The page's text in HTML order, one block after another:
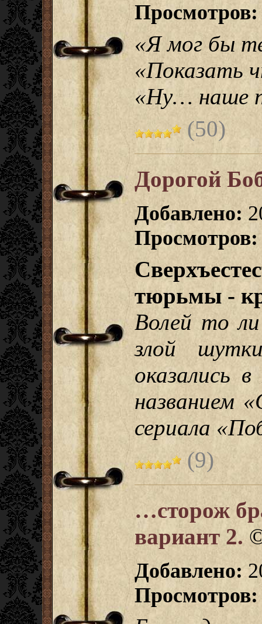
Просмотров:
«Я мог бы
«Показать
«Ну… наше
(50)
Дорогой
Добавлено:
Просмотров:
тюрьмы -
Волей то
злой
оказались
названием
сериала
(9)
…сторож
вариант 2.
Добавлено:
Просмотров: